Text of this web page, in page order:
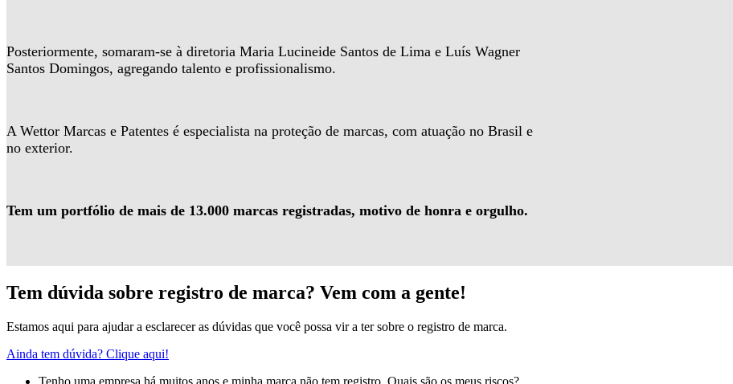
Posteriormente, somaram-se à diretoria Maria Lucineide Santos de Lima e Luís Wagner
Santos Domingos, agregando talento e profissionalismo.
A Wettor Marcas e Patentes é especialista na proteção de marcas, com atuação no Brasil e
no exterior.
Tem um portfólio de mais de 13.000 marcas registradas, motivo de honra e orgulho.
Tem dúvida sobre registro de marca? Vem com a gente!
Estamos aqui para ajudar a esclarecer as dúvidas que você possa vir a ter sobre o registro de marca.
Ainda tem dúvida? Clique aqui!